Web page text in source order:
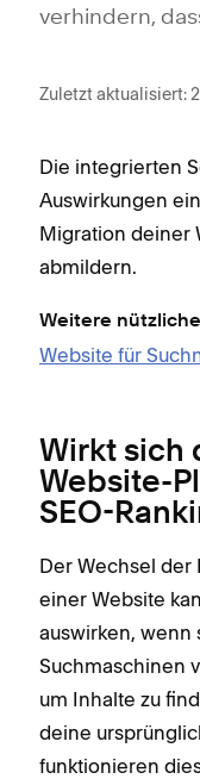
verhindern,
Zuletzt aktualisiert:
Die integrierten
Auswirkungen
Migration deiner
abmildern.
Weitere
Website für
Wirkt sich
Website-
SEO-
Der Wechsel der
einer Website
auswirken, wenn
Suchmaschinen
um Inhalte zu
deine
funktionieren